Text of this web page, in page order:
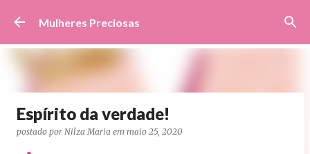
Pular para o conteúdo principal
Mulheres Preciosas
Espírito da verdade!
postado por Nilza Maria em maio 25, 2020